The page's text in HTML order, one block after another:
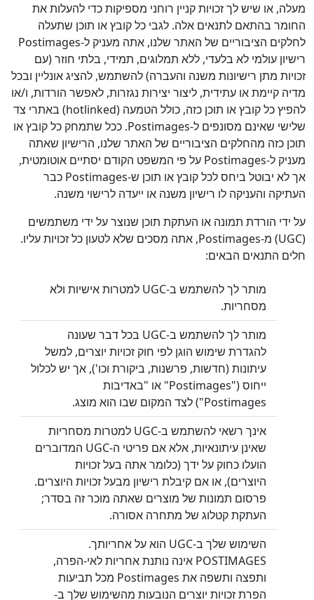
מעלה, או שיש לך זכויות קניין רוחני מספיקות כדי להעלות את
החומר בהתאם לתנאים אלה. לגבי כל קובץ או תוכן שתעלה
לחלקים הציבוריים של האתר שלנו, אתה מעניק ל-Postimages
רישיון עולמי לא בלעדי, ללא תמלוגים, תמידי, בלתי חוזר (עם
זכויות מתן רישיונות משנה והעברה) להשתמש, להציג אונליין ובכל
מדיה קיימת או עתידית, ליצור יצירות נגזרות, לאפשר הורדות, ו/או
להפיץ כל קובץ או תוכן כזה, כולל הטמעה (hotlinked) באתרי צד
שלישי שאינם מסונפים ל-Postimages. ככל שתמחק כל קובץ או
תוכן כזה מהחלקים הציבוריים של האתר שלנו, הרישיון שאתה
מעניק ל-Postimages על פי המשפט הקודם יסתיים אוטומטית,
אך לא יבוטל ביחס לכל קובץ או תוכן ש-Postimages כבר
העתיקה והעניקה לו רישיון משנה או ייעדה לרישוי משנה.
על ידי הורדת תמונה או העתקת תוכן שנוצר על ידי משתמשים
(UGC) מ-Postimages, אתה מסכים שלא לטעון כל זכויות עליו.
חלים התנאים הבאים:
מותר לך להשתמש ב-UGC למטרות אישיות ולא
מסחריות.
מותר לך להשתמש ב-UGC בכל דבר שעונה
להגדרת שימוש הוגן לפי חוק זכויות יוצרים, למשל
עיתונות (חדשות, פרשנות, ביקורת וכו'), אך יש לכלול
ייחוס ("Postimages" או "באדיבות
Postimages") לצד המקום שבו הוא מוצג.
אינך רשאי להשתמש ב-UGC למטרות מסחריות
שאינן עיתונאיות, אלא אם פריטי ה-UGC המדוברים
הועלו כחוק על ידך (כלומר אתה בעל זכויות
היוצרים), או אם קיבלת רישיון מבעל זכויות היוצרים.
פרסום תמונות של מוצרים שאתה מוכר זה בסדר;
העתקת קטלוג של מתחרה אסורה.
השימוש שלך ב-UGC הוא על אחריותך.
POSTIMAGES אינה נותנת אחריות לאי-הפרה,
ותפצה ותשפה את Postimages מכל תביעות
הפרת זכויות יוצרים הנובעות מהשימוש שלך ב-